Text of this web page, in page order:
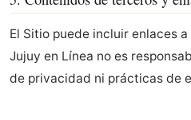
El Sitio puede incluir enlaces
Jujuy en Línea no es
de privacidad ni prácticas de